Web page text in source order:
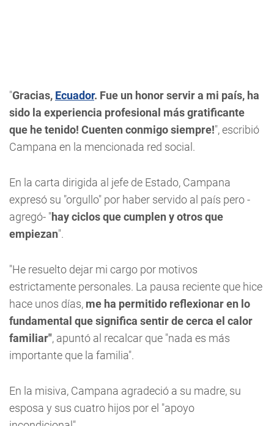
"Gracias, Ecuador. Fue un honor servir a mi país, ha
sido la experiencia profesional más gratificante
que he tenido! Cuenten conmigo siempre!", escribió
Campana en la mencionada red social.
En la carta dirigida al jefe de Estado, Campana
expresó su "orgullo" por haber servido al país pero -
agregó- "hay ciclos que cumplen y otros que
empiezan".
"He resuelto dejar mi cargo por motivos
estrictamente personales. La pausa reciente que hice
hace unos días, me ha permitido reflexionar en lo
fundamental que significa sentir de cerca el calor
familiar", apuntó al recalcar que "nada es más
importante que la familia".
En la misiva, Campana agradeció a su madre, su
esposa y sus cuatro hijos por el "apoyo